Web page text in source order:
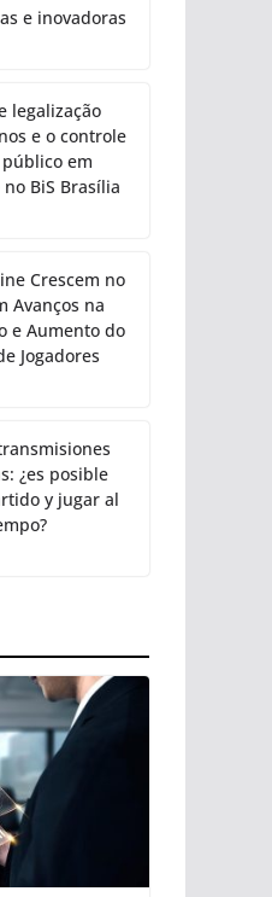
e inovadoras
legalização
e o controle
em
BiS Brasília
Crescem no
Avanços na
e Aumento do
Jogadores
¿es posible
y jugar al